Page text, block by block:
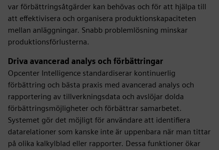
var förbättringsåtgärder kan behövas och för att hjälpa till
att effektivisera och organisera produktionskapaciteten
mellan anläggningar. Snabb problemlösning minskar
produktionsförlusterna.
Driva avancerad analys och förbättringar
Opcenter Intelligence standardiserar kontinuerlig
förbättring och bästa praxis med avancerad analys och
rapportering av tillverkningsdata och avslöjar dolda
förbättringsmöjligheter och förbättrar samarbetet.
Systemet gör det möjligt för användare att identifiera
datarelationer som kanske inte är uppenbara när man tittar
på olika kalkylblad eller rapporter. Dessa funktioner ökar